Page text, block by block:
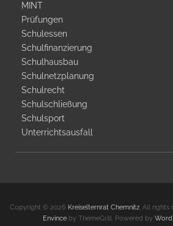
MINT
Prüfungen
Schulessen
Schulfinanzierung
Schulhausbau
Schulnetzplanung
Schulrecht
Schulschließung
Schulsport
Unterrichtsausfall
Copyright © 2026 Kreiselternrat Chemnitz. All rights
Envinceby ThemeGrill. Powered by